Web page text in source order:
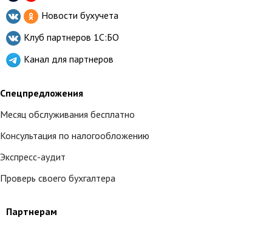
Новости бухучета
Клуб партнеров 1С:БО
Канал для партнеров
Спецпредложения
Месяц обслуживания бесплатно
Консультация по налогообложению
Экспресс-аудит
Проверь своего бухгалтера
Партнерам